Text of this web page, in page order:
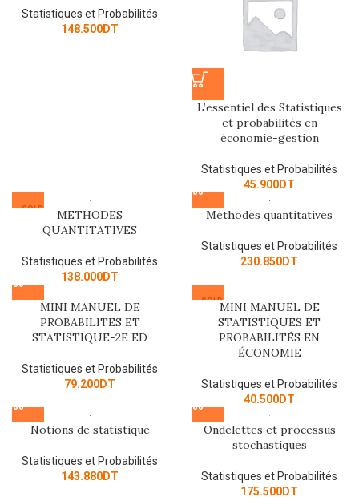
Statistiques et Probabilités
148.500DT
L’essentiel des Statistiques
et probabilités en
économie-gestion
Statistiques et Probabilités
45.900DT
SOLD
METHODES
QUANTITATIVES
Statistiques et Probabilités
138.000DT
Méthodes quantitatives
Statistiques et Probabilités
230.850DT
MINI MANUEL DE
PROBABILITES ET
STATISTIQUE-2E ED
Statistiques et Probabilités
79.200DT
SOLD
OUTMINI MANUEL DE
STATISTIQUES ET
PROBABILITÉS EN
ÉCONOMIE
Statistiques et Probabilités
40.500DT
Notions de statistique
Statistiques et Probabilités
143.880DT
Ondelettes et processus
stochastiques
Statistiques et Probabilités
175.500DT